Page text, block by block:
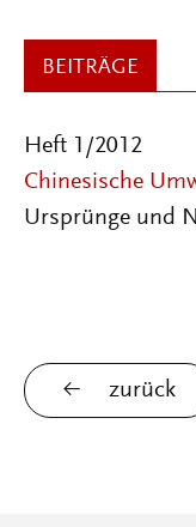
BEITRÄGE
Heft 1/2012
Chinesische
Ursprünge und
zurück